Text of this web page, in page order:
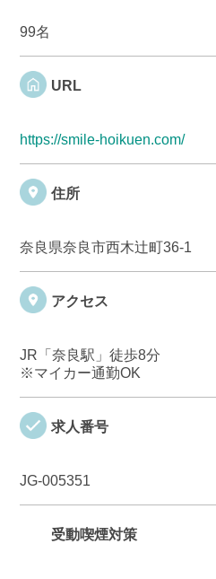
99名
URL
https://smile-hoikuen.com/
住所
奈良県奈良市西木辻町36-1
アクセス
JR「奈良駅」徒歩8分
※マイカー通勤OK
求人番号
JG-005351
受動喫煙対策